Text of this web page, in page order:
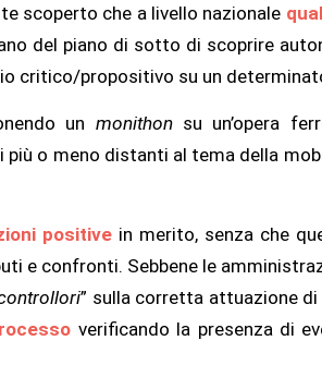
scoperto che a livello nazionale
del piano di sotto di scoprire
critico/propositivo su un
un monithon su un’opera
più o meno distanti al tema della
positive in merito, senza che
e confronti. Sebbene le
” sulla corretta attuazione
verificando la presenza di